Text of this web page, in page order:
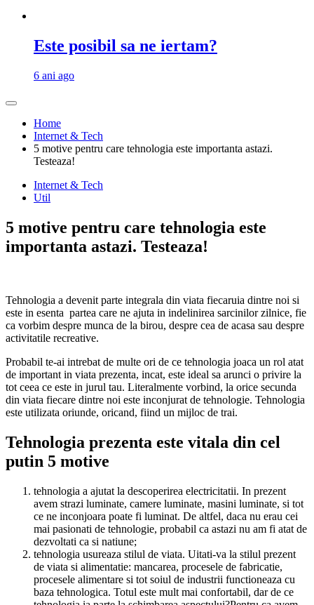
Este posibil sa ne iertam?
6 ani ago
Home
Internet & Tech
5 motive pentru care tehnologia este importanta astazi.
Testeaza!
Internet & Tech
Util
5 motive pentru care tehnologia este
importanta astazi. Testeaza!
Tehnologia a devenit parte integrala din viata fiecaruia dintre noi si
este in esenta partea care ne ajuta in indelinirea sarcinilor zilnice, fie
ca vorbim despre munca de la birou, despre cea de acasa sau despre
activitatile recreative.
Probabil te-ai intrebat de multe ori de ce tehnologia joaca un rol atat
de important in viata prezenta, incat, este ideal sa arunci o privire la
tot ceea ce este in jurul tau. Literalmente vorbind, la orice secunda
din viata fiecare dintre noi este inconjurat de tehnologie. Tehnologia
este utilizata oriunde, oricand, fiind un mijloc de trai.
Tehnologia prezenta este vitala din cel
putin 5 motive
tehnologia a ajutat la descoperirea electricitatii. In prezent
avem strazi luminate, camere luminate, masini luminate, si tot
ce ne inconjoara poate fi luminat. De altfel, daca nu erau cei
mai pasionati de tehnologie, probabil ca astazi nu am fi atat de
dezvoltati ca si natiune;
tehnologia usureaza stilul de viata. Uitati-va la stilul prezent
de viata si alimentatie: mancarea, procesele de fabricatie,
procesele alimentare si tot soiul de industrii functioneaza cu
baza tehnologica. Totul este mult mai confortabil, dar de ce